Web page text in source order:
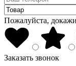
Пожалуйста,
Заказать звонок